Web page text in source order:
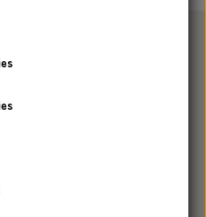
ROSALIE